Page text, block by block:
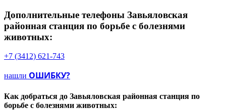
Дополнительные телефоны Завьяловская
районная станция по борьбе с болезнями
животных:
+7 (3412) 621-743
нашли ОШИБКУ?
Как добраться до Завьяловская районная станция по
борьбе с болезнями животных: